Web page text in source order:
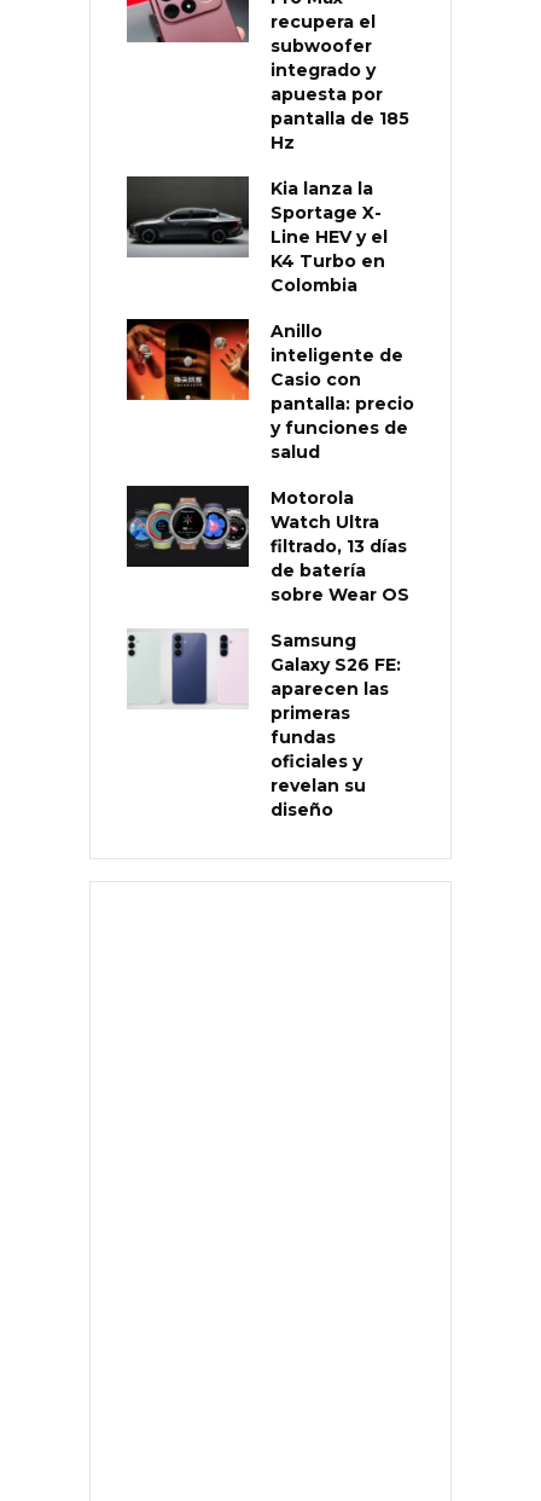
recupera el
subwoofer
integrado y
apuesta por
pantalla de 185
Hz
Kia lanza la
Sportage X-
Line HEV y el
K4 Turbo en
Colombia
Anillo
inteligente de
Casio con
pantalla: precio
y funciones de
salud
Motorola
Watch Ultra
filtrado, 13 días
de batería
sobre Wear OS
Samsung
Galaxy S26 FE:
aparecen las
primeras
fundas
oficiales y
revelan su
diseño